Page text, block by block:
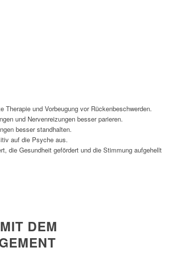
Therapie und Vorbeugung vor Rückenbeschwerden.
und Nervenreizungen besser parieren.
besser standhalten.
auf die Psyche aus.
die Gesundheit gefördert und die Stimmung aufgehellt
DEM